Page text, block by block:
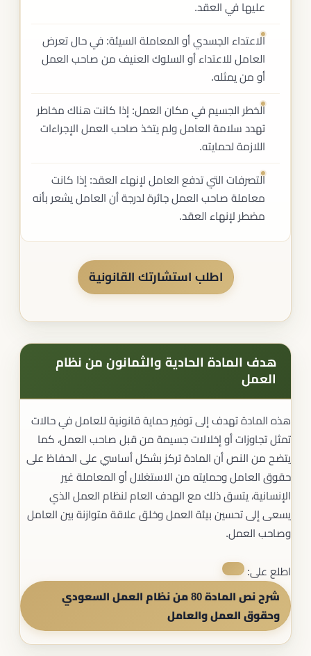
عليها في العقد.
الاعتداء الجسدي أو المعاملة السيئة: في حال تعرض
العامل للاعتداء أو السلوك العنيف من صاحب العمل
أو من يمثله.
الخطر الجسيم في مكان العمل: إذا كانت هناك مخاطر
تهدد سلامة العامل ولم يتخذ صاحب العمل الإجراءات
اللازمة لحمايته.
التصرفات التي تدفع العامل لإنهاء العقد: إذا كانت
معاملة صاحب العمل جائرة لدرجة أن العامل يشعر بأنه
مضطر لإنهاء العقد.
اطلب استشارتك القانونية
هدف المادة الحادية والثمانون من نظام
العمل
هذه المادة تهدف إلى توفير حماية قانونية للعامل في حالات
تمثل تجاوزات أو إخلالات جسيمة من قبل صاحب العمل، كما
يتضح من النص أن المادة تركز بشكل أساسي على الحفاظ على
حقوق العامل وحمايته من الاستغلال أو المعاملة غير
الإنسانية، يتسق ذلك مع الهدف العام لنظام العمل الذي
يسعى إلى تحسين بيئة العمل وخلق علاقة متوازنة بين العامل
وصاحب العمل.
اطلع على:
شرح نص المادة 80 من نظام العمل السعودي
وحقوق العمل والعامل